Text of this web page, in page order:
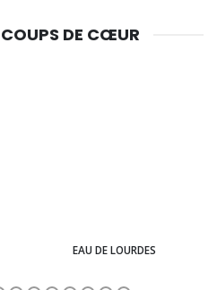
DE CŒUR
EAU DE LOURDES